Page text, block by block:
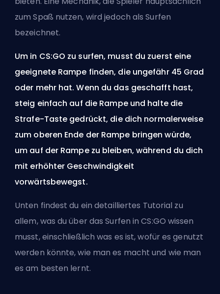
zum Spaß nutzen, wird jedoch als Surfen
bezeichnet.
Um in CS:GO zu surfen, musst du zuerst eine
geeignete Rampe finden, die ungefähr 45 Grad
oder mehr hat. Wenn du das geschafft hast,
steig einfach auf die Rampe und halte die
Strafe-Taste gedrückt, die dich normalerweise
zum oberen Ende der Rampe bringen würde,
um auf der Rampe zu bleiben, während du dich
mit erhöhter Geschwindigkeit
vorwärtsbewegst.
Unten findest du ein detailliertes Tutorial zu
allem, was du über das Surfen in CS:GO wissen
musst, einschließlich was es ist, wofür es genutzt
werden könnte, wie man es macht und wie man
es am besten lernt.